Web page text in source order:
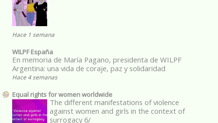
Hace 1 semana
WILPF España
En memoria de María Pagano, presidenta de WILPF
Argentina: una vida de coraje, paz y solidaridad
Hace 4 semanas
Equal rights for women worldwide
The different manifestations of violence
against women and girls in the context of
surrogacy 6/